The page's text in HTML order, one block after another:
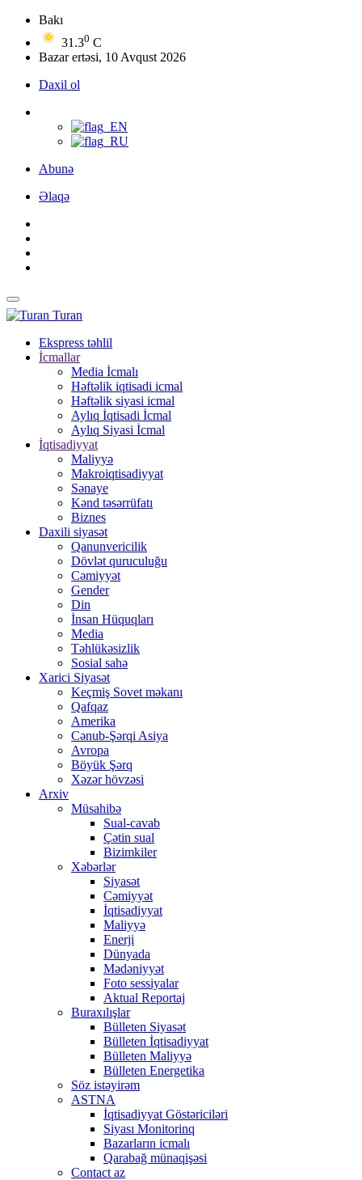
Bakı
31.30 C
Bazar ertəsi, 10 Avqust 2026
Daxil ol
Abunə
Əlaqə
Turan
Ekspress təhlil
İcmallar
Media İcmalı
Həftəlik iqtisadi icmal
Həftəlik siyasi icmal
Aylıq İqtisadi İcmal
Aylıq Siyasi İcmal
İqtisadiyyat
Maliyyə
Makroiqtisadiyyat
Sənaye
Kənd təsərrüfatı
Biznes
Daxili siyasət
Qanunvericilik
Dövlət quruculuğu
Cəmiyyət
Gender
Din
İnsan Hüquqları
Media
Təhlükəsizlik
Sosial sahə
Xarici Siyasət
Keçmiş Sovet məkanı
Qafqaz
Amerika
Cənub-Şərqi Asiya
Avropa
Böyük Şərq
Xəzər hövzəsi
Arxiv
Müsahibə
Sual-cavab
Çətin sual
Bizimkiler
Xəbərlər
Siyasət
Cəmiyyət
İqtisadiyyat
Maliyyə
Enerji
Dünyada
Mədəniyyət
Foto sessiyalar
Aktual Reportaj
Buraxılışlar
Bülleten Siyasət
Bülleten İqtisadiyyat
Bülleten Maliyyə
Bülleten Energetika
Söz istəyirəm
ASTNA
İqtisadiyyat Göstəriciləri
Siyası Monitorinq
Bazarların icmalı
Qarabağ münaqişəsi
Contact az